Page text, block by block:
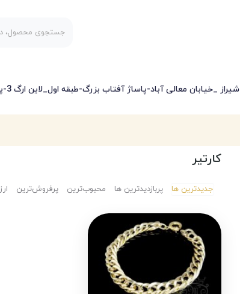
شیراز _خیابان معالی آباد-پاساژ آفتاب بزرگ-طبقه اول_لاین ارگ 3-پلاک 372
کارتیر
جدیدترین ها پربازدیدترین ها محبوب‌‌ترین پرفروش‌ترین